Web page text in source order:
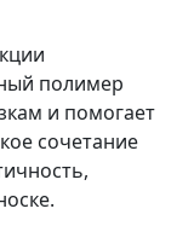
полимер
и помогает
сочетание